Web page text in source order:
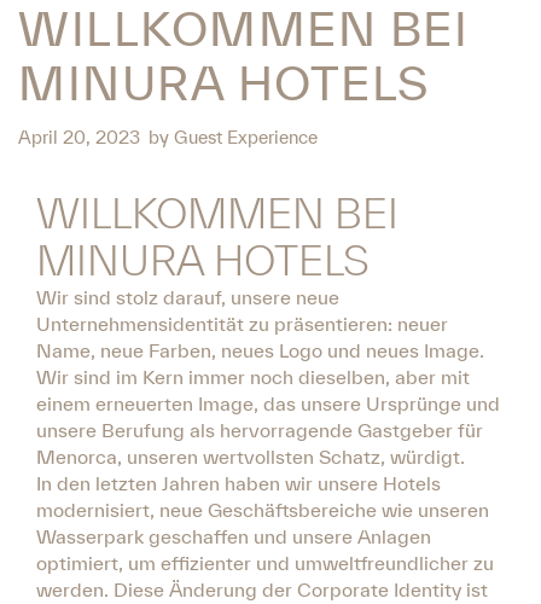
WILLKOMMEN BEI
MINURA HOTELS
April 20, 2023 by Guest Experience
WILLKOMMEN BEI
MINURA HOTELS
Wir sind stolz darauf, unsere neue
Unternehmensidentität zu präsentieren: neuer
Name, neue Farben, neues Logo und neues Image.
Wir sind im Kern immer noch dieselben, aber mit
einem erneuerten Image, das unsere Ursprünge und
unsere Berufung als hervorragende Gastgeber für
Menorca, unseren wertvollsten Schatz, würdigt.
In den letzten Jahren haben wir unsere Hotels
modernisiert, neue Geschäftsbereiche wie unseren
Wasserpark geschaffen und unsere Anlagen
optimiert, um effizienter und umweltfreundlicher zu
werden. Diese Änderung der Corporate Identity ist